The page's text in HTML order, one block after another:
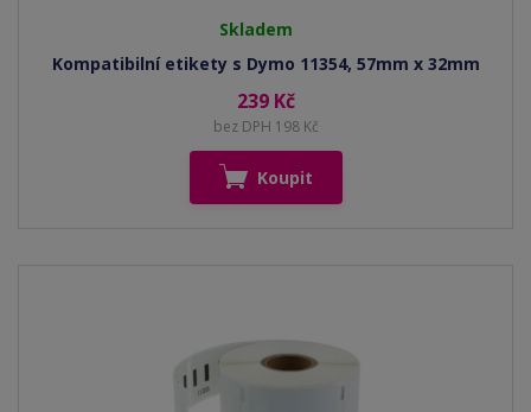
Skladem
Kompatibilní etikety s Dymo 11354, 57mm x 32mm
239 Kč
bez DPH 198 Kč
Koupit